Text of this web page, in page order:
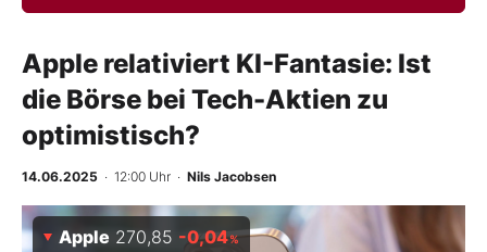
Anlageprodukte
Finanz-Check
BO-Musterdepots
Apple relativiert KI-Fantasie: Ist
die Börse bei Tech-Aktien zu
optimistisch?
14.06.2025 · 12:00 Uhr · Nils Jacobsen
Apple 270,85 -0,04%